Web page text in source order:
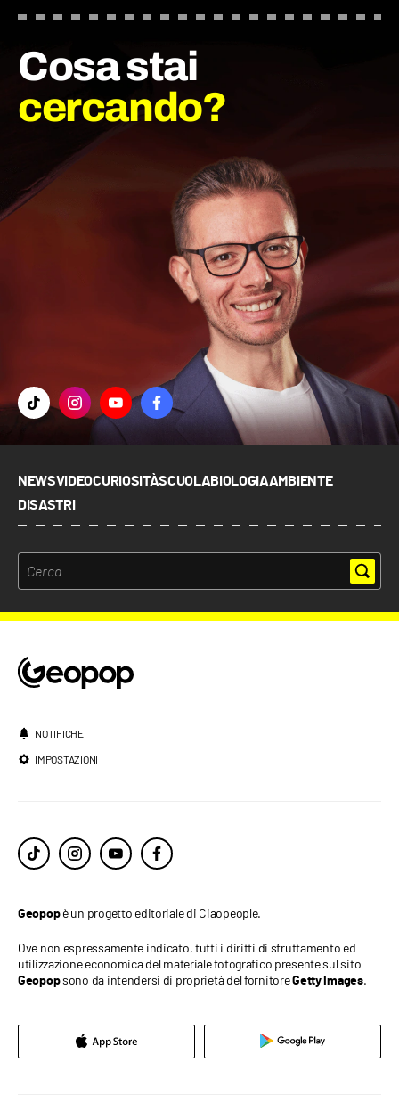
Cosa stai
cercando?
NEWSVIDEOCURIOSITÀSCUOLABIOLOGIAAMBIENTE
DISASTRI
NOTIFICHE
IMPOSTAZIONI
Geopopè un progetto editoriale di Ciaopeople.
Ove non espressamente indicato, tutti i diritti di sfruttamento ed
utilizzazione economica del materiale fotografico presente sul sito
Geopopsono da intendersi di proprietà del fornitoreGetty Images.